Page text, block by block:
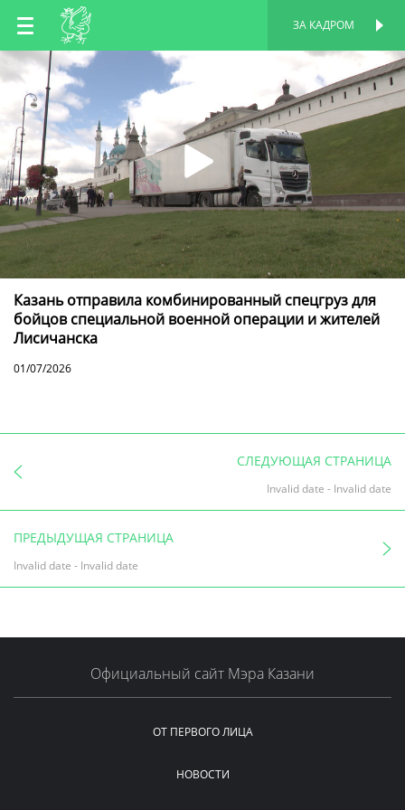
RU
TT
ЗА КАДРОМ
Казань отправила комбинированный спецгруз для
бойцов специальной военной операции и жителей
Лисичанска
01/07/2026
СЛЕДУЮЩАЯ СТРАНИЦА
Invalid date - Invalid date
ПРЕДЫДУЩАЯ СТРАНИЦА
Invalid date - Invalid date
Официальный сайт Мэра Казани
ОТ ПЕРВОГО ЛИЦА
НОВОСТИ
ПЕРСОНАЛЬНАЯ
СТРАНИЦА